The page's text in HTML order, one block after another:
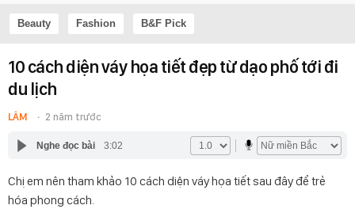
Beauty Fashion B&F Pick
10 cách diện váy họa tiết đẹp từ dạo phố tới đi
du lịch
LÂM 2 năm trước
Nghe đọc bài 3:02
Chị em nên tham khảo 10 cách diện váy họa tiết sau đây để trẻ
hóa phong cách.